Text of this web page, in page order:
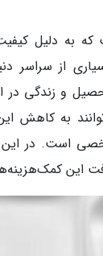
به دلیل
از سراسر
و زندگی
به کاهش
در این
این